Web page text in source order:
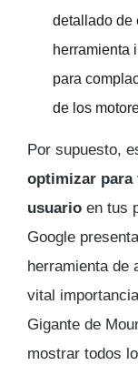
detallado de
herramienta
para
de los
Por supuesto,
optimizar para
usuario en tus
Google
herramienta de
vital
Gigante de
mostrar todos